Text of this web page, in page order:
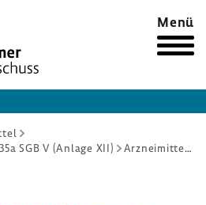
Menü
SGB V (Anlage XII)
Arzneimittel-Richtlinie/Anlage XII: Letermovir (Neues Anwendungsgebiet: CMV-Erkrankung, Prophylaxe nach Nierentransplantation, < 18 Jahre, ≥ 40 kg)